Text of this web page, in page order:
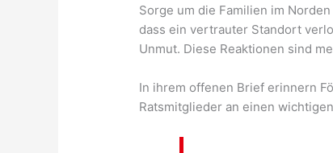
Sorge um die Familien im
dass ein vertrauter Standort
Unmut. Diese Reaktionen sind
In ihrem offenen Brief erinnern
Ratsmitglieder an einen